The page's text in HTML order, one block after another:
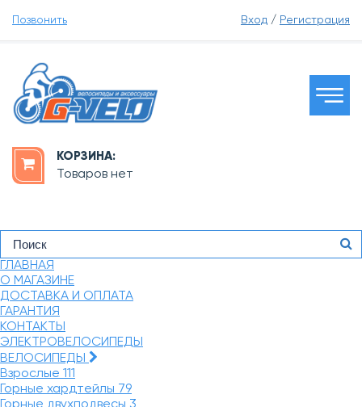
Позвонить Вход / Регистрация
КОРЗИНА:
Товаров нет
ГЛАВНАЯ
О МАГАЗИНЕ
ДОСТАВКА И ОПЛАТА
ГАРАНТИЯ
КОНТАКТЫ
ЭЛЕКТРОВЕЛОСИПЕДЫ
ВЕЛОСИПЕДЫ
Взрослые 111
Горные хардтейлы 79